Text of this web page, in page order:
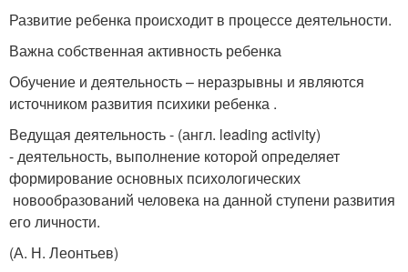
Развитие ребенка происходит в процессе деятельности.
Важна собственная активность ребенка
Обучение и деятельность – неразрывны и являются
источником развития психики ребенка .
Ведущая деятельность - (англ. leading activity)
- деятельность, выполнение которой определяет
формирование основных психологических
новообразований человека на данной ступени развития
его личности.
(А. Н. Леонтьев)